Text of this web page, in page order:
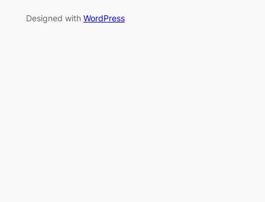
Designed with WordPress